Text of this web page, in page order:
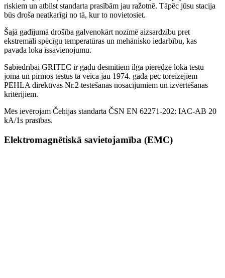
riskiem un atbilst standarta prasībām jau ražotnē. Tāpēc jūsu stacija
būs droša neatkarīgi no tā, kur to novietosiet.
Šajā gadījumā drošība galvenokārt nozīmē aizsardzību pret
ekstremāli spēcīgu temperatūras un mehānisko iedarbību, kas
pavada loka īssavienojumu.
Sabiedrībai GRITEC ir gadu desmitiem ilga pieredze loka testu
jomā un pirmos testus tā veica jau 1974. gadā pēc toreizējiem
PEHLA direktīvas Nr.2 testēšanas nosacījumiem un izvērtēšanas
kritērijiem.
Mēs ievērojam Čehijas standarta ČSN EN 62271-202: IAC-AB 20
kA/1s prasības.
Elektromagnētiskā savietojamība (EMC)